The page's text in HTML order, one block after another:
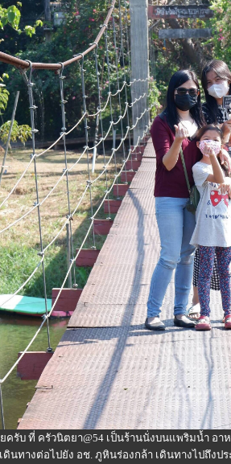
ครับ ที่ ครัวนิตยา@54 เป็นร้านนั่งบนแพริมน้ำ
ดินทางต่อไปยัง อช. ภูหินร่องกล้า เดินทางไปถึง